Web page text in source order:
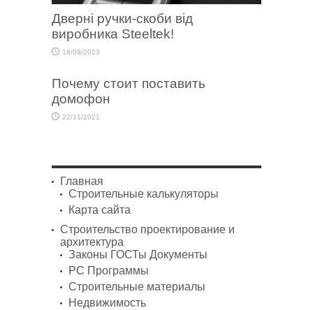
Дверні ручки-скоби від
виробника Steeltek!
18/09/2023
Почему стоит поставить
домофон
22/11/2021
Главная
Строительные калькуляторы
Карта сайта
Строительство проектирование и
архитектура
Законы ГОСТы Документы
PC Программы
Строительные материалы
Недвижимость